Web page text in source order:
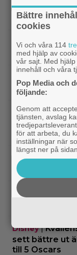
Bioaktuellt|Ny
kan bli
Disney|
efter
dålig film –
Klassiker|Inatt
klassiker blev
Tomatoes
HBO Max|
Max idag:
Klassiker
En
fyller 100 år –
Disney|
sett bättre ut
till 5 Oscars
Bättre
cookies
Vi och våra 114
med hjälp av
vår sajt. Med
innehåll och våra
Pop Media och
följande:
Genom att
tjänsten, avslag
för att arbeta, du
inställningar när
längst ner på sidan.